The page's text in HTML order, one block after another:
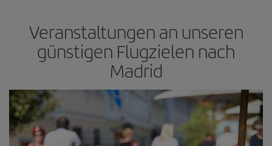
Veranstaltungen an unseren
günstigen Flugzielen nach
Madrid